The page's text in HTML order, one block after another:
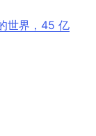
世界，45 亿